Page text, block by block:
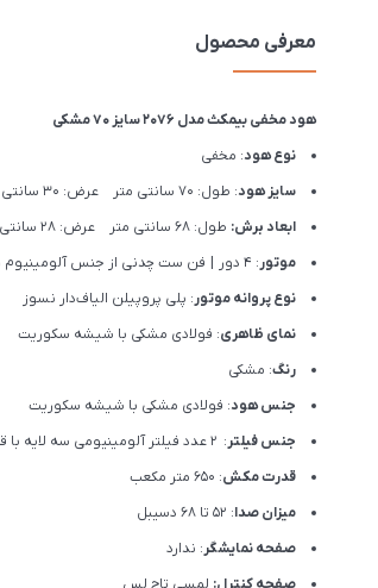
معرفی محصول
هود مخفی بیمکث مدل 2076 سایز ۷۰ مشکی
نوع هود: مخفی
سایز هود: طول: 70 سانتی متر عرض: 30 سانتی متر | ارتفاع هود بدون نصب لوله : 34 سانتی متر
ابعاد برش: طول: 68 سانتی متر عرض: 28 سانتی متر
موتور: 4 دور | فن ست چدنی از جنس آلومینیوم دایکاست پروانه پلاستیک mix
نوع پروانه موتور: پلی پروپیلن الیاف‌دار نسوز
نمای ظاهری: فولادی مشکی با شیشه سکوریت
رنگ: مشکی
جنس هود: فولادی مشکی با شیشه سکوریت
جنس فیلتر: 2 عدد فیلتر آلومینیومی سه لایه با قابلیت نصب فیلتر ذغالی
قدرت مکش: 650 متر مکعب
میزان صدا: 52 تا 68 دسیبل
صفحه نمایشگر: ندارد